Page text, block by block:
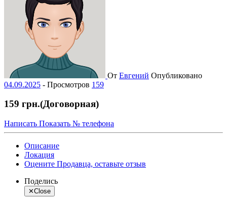
От Евгений Опубликовано
04.09.2025 - Просмотров 159
159 грн.(Договорная)
Написать Показать № телефона
Описание
Локация
Оцените Продавца, оставьте отзыв
Поделись
✕Close